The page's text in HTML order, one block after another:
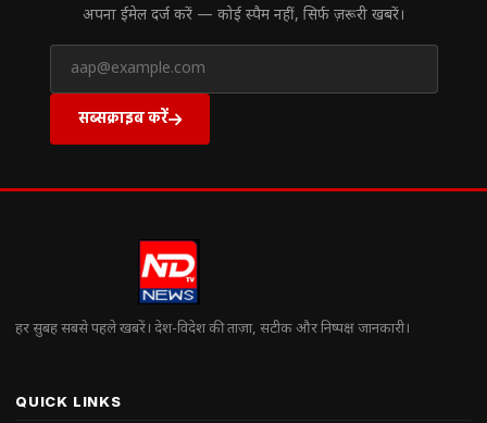
अपना ईमेल दर्ज करें — कोई स्पैम नहीं, सिर्फ ज़रूरी खबरें।
सब्सक्राइब करें
हर सुबह सबसे पहले खबरें। देश-विदेश की ताज़ा, सटीक और निष्पक्ष जानकारी।
QUICK LINKS